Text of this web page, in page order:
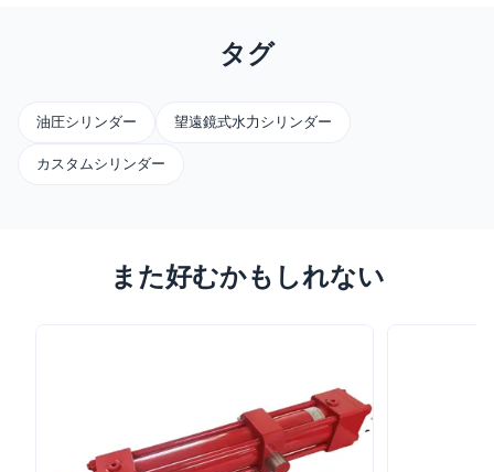
タグ
油圧シリンダー 望遠鏡式水力シリンダー
カスタムシリンダー
また好むかもしれない